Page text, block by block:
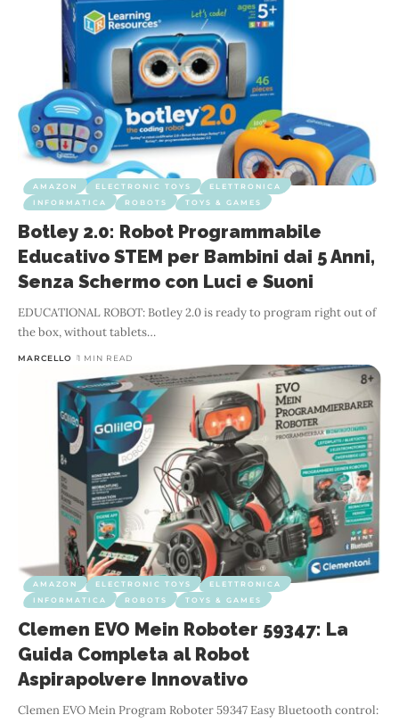
AMAZON ELECTRONIC TOYS
ELETTRONICA
INFORMATICA
ROBOTS TOYS & GAMES
Botley 2.0: Robot Programmabile
Educativo STEM per Bambini dai 5 Anni,
Senza Schermo con Luci e Suoni
EDUCATIONAL ROBOT: Botley 2.0 is ready to program right out of
the box, without tablets…
MARCELLO 1 MIN READ
AMAZON ELECTRONIC TOYS
ELETTRONICA
INFORMATICA
ROBOTS TOYS & GAMES
Clemen EVO Mein Roboter 59347: La
Guida Completa al Robot
Aspirapolvere Innovativo
Clemen EVO Mein Program Roboter 59347 Easy Bluetooth control: